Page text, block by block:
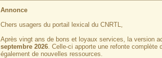
Annonce
Chers usagers du portail lexical du CNRTL,
Après vingt ans de bons et loyaux services, la version
septembre 2026. Celle-ci apporte une refonte
également de nouvelles ressources.